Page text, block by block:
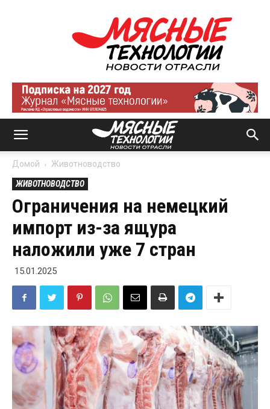
Мясные
технологии
|
Новости
отрасли
Домой Животноводство
ЖИВОТНОВОДСТВО
Ограничения на немецкий
импорт из-за ящура
наложили уже 7 стран
15.01.2025